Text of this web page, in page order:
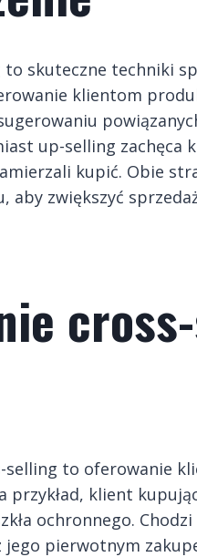
skuteczne techniki
klientom
up-selling zachęca
kupić. Obie
aby zwiększyć
selling to oferowanie
przykład, klient
ochronnego.
jego pierwotnym